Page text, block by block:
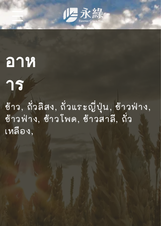
อาห
าร
ข้าว, ถั่วลิสง, ถั่วแระญี่ปุ่น, ข้าวฟ่าง,
ข้าวฟ่าง, ข้าวโพด, ข้าวสาลี, ถั่ว
เหลือง,